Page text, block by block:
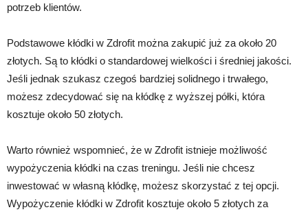
potrzeb klientów.
Podstawowe kłódki w Zdrofit można zakupić już za około 20
złotych. Są to kłódki o standardowej wielkości i średniej jakości.
Jeśli jednak szukasz czegoś bardziej solidnego i trwałego,
możesz zdecydować się na kłódkę z wyższej półki, która
kosztuje około 50 złotych.
Warto również wspomnieć, że w Zdrofit istnieje możliwość
wypożyczenia kłódki na czas treningu. Jeśli nie chcesz
inwestować w własną kłódkę, możesz skorzystać z tej opcji.
Wypożyczenie kłódki w Zdrofit kosztuje około 5 złotych za